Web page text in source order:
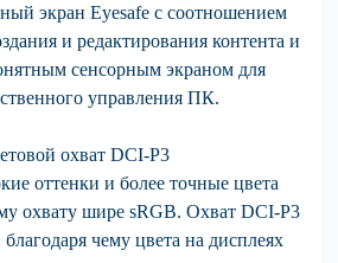
экран Eyesafe с соотношением
и редактирования контента и
сенсорным экраном для
управления ПК.
охват DCI-P3
оттенки и более точные цвета
охвату шире sRGB. Охват DCI-P3
благодаря чему цвета на дисплеях